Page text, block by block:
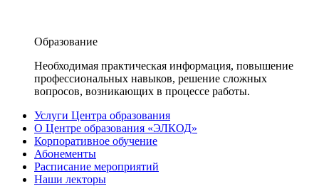
Образование
Необходимая практическая информация, повышение
профессиональных навыков, решение сложных
вопросов, возникающих в процессе работы.
Услуги Центра образования
О Центре образования «ЭЛКОД»
Корпоративное обучение
Абонементы
Расписание мероприятий
Наши лекторы